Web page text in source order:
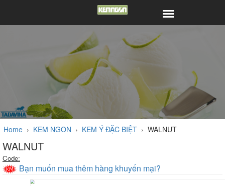
Home › KEM NGON › KEM Ý ĐẶC BIỆT › WALNUT
WALNUT
Code:
Bạn muốn mua thêm hàng khuyến mại?